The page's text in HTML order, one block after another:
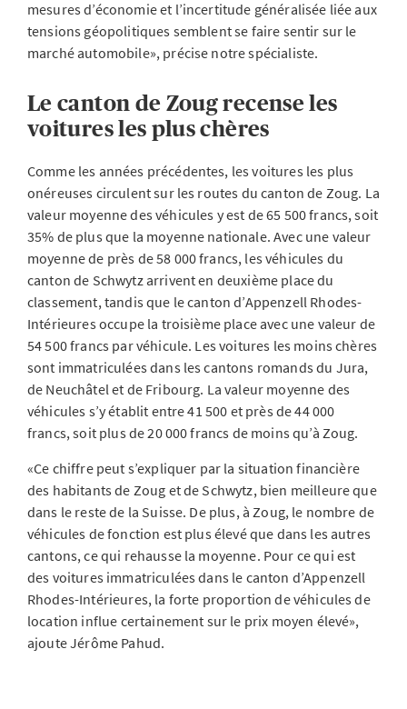
mesures d’économie et l’incertitude généralisée liée aux
tensions géopolitiques semblent se faire sentir sur le
marché automobile», précise notre spécialiste.
Le canton de Zoug recense les
voitures les plus chères
Comme les années précédentes, les voitures les plus
onéreuses circulent sur les routes du canton de Zoug. La
valeur moyenne des véhicules y est de 65 500 francs, soit
35% de plus que la moyenne nationale. Avec une valeur
moyenne de près de 58 000 francs, les véhicules du
canton de Schwytz arrivent en deuxième place du
classement, tandis que le canton d’Appenzell Rhodes-
Intérieures occupe la troisième place avec une valeur de
54 500 francs par véhicule. Les voitures les moins chères
sont immatriculées dans les cantons romands du Jura,
de Neuchâtel et de Fribourg. La valeur moyenne des
véhicules s’y établit entre 41 500 et près de 44 000
francs, soit plus de 20 000 francs de moins qu’à Zoug.
«Ce chiffre peut s’expliquer par la situation financière
des habitants de Zoug et de Schwytz, bien meilleure que
dans le reste de la Suisse. De plus, à Zoug, le nombre de
véhicules de fonction est plus élevé que dans les autres
cantons, ce qui rehausse la moyenne. Pour ce qui est
des voitures immatriculées dans le canton d’Appenzell
Rhodes-Intérieures, la forte proportion de véhicules de
location influe certainement sur le prix moyen élevé»,
ajoute Jérôme Pahud.